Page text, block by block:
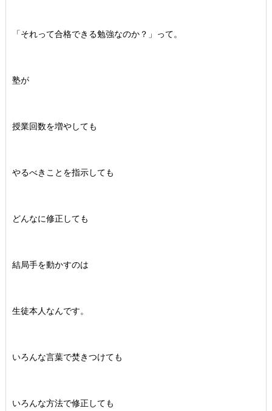
「それって合格できる勉強なのか？」って。
塾が
授業回数を増やしても
やるべきことを指示しても
どんなに修正しても
結局手を動かすのは
生徒本人なんです。
いろんな言葉で焚きつけても
いろんな方法で修正しても